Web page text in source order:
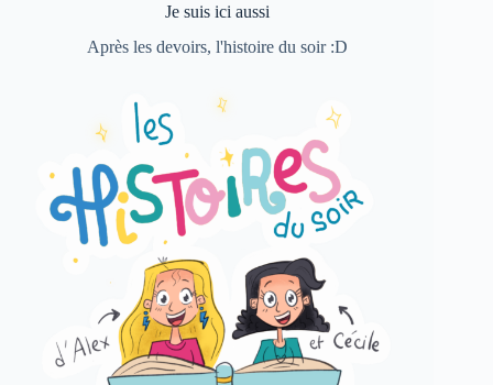
Je suis ici aussi
Après les devoirs, l'histoire du soir :D